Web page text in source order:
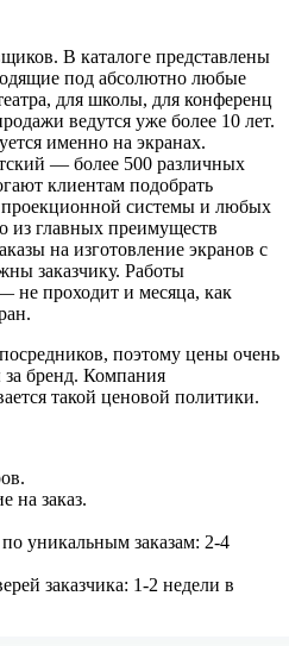
В каталоге представлены
под абсолютно любые
для школы, для конференц
ведутся уже более 10 лет.
именно на экранах.
— более 500 различных
клиентам подобрать
системы и любых
из главных преимуществ
на изготовление экранов с
заказчику. Работы
не проходит и месяца, как
поэтому цены очень
бренд. Компания
такой ценовой политики.
на заказ.
уникальным заказам: 2-4
заказчика: 1-2 недели в